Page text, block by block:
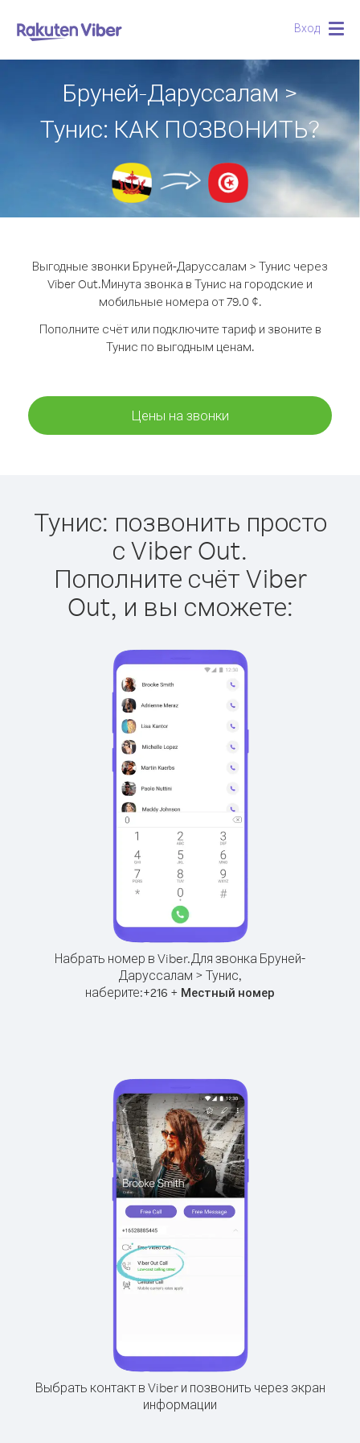
Вход
Бруней-Даруссалам >
Тунис: КАК ПОЗВОНИТЬ?
Выгодные звонки Бруней-Даруссалам > Тунис через
Viber Out.Минута звонка в Тунис на городские и
мобильные номера от 79.0 ¢.
Пополните счёт или подключите тариф и звоните в
Тунис по выгодным ценам.
Цены на звонки
Тунис: позвонить просто
с Viber Out.
Пополните счёт Viber
Out, и вы сможете:
Набрать номер в Viber.Для звонка Бруней-
Даруссалам > Тунис,
наберите:+216 + Местный номер
Выбрать контакт в Viber и позвонить через экран
информации